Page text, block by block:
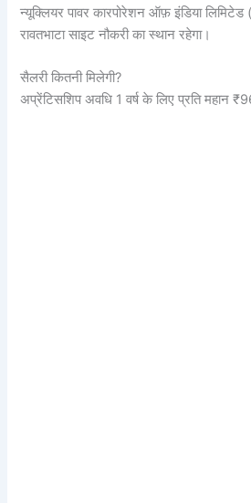
न्यूक्लियर पावर कारपोरेशन ऑफ़ इंडिया
रावतभाटा साइट नौकरी का स्थान रहेगा।
सैलरी कितनी मिलेगी?
अप्रेंटिसशिप अवधि 1 वर्ष के लिए प्रति महान